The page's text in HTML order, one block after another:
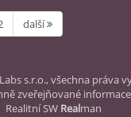
další
s.r.o., všechna práva
zveřejňované informace
Realitní SW Realman